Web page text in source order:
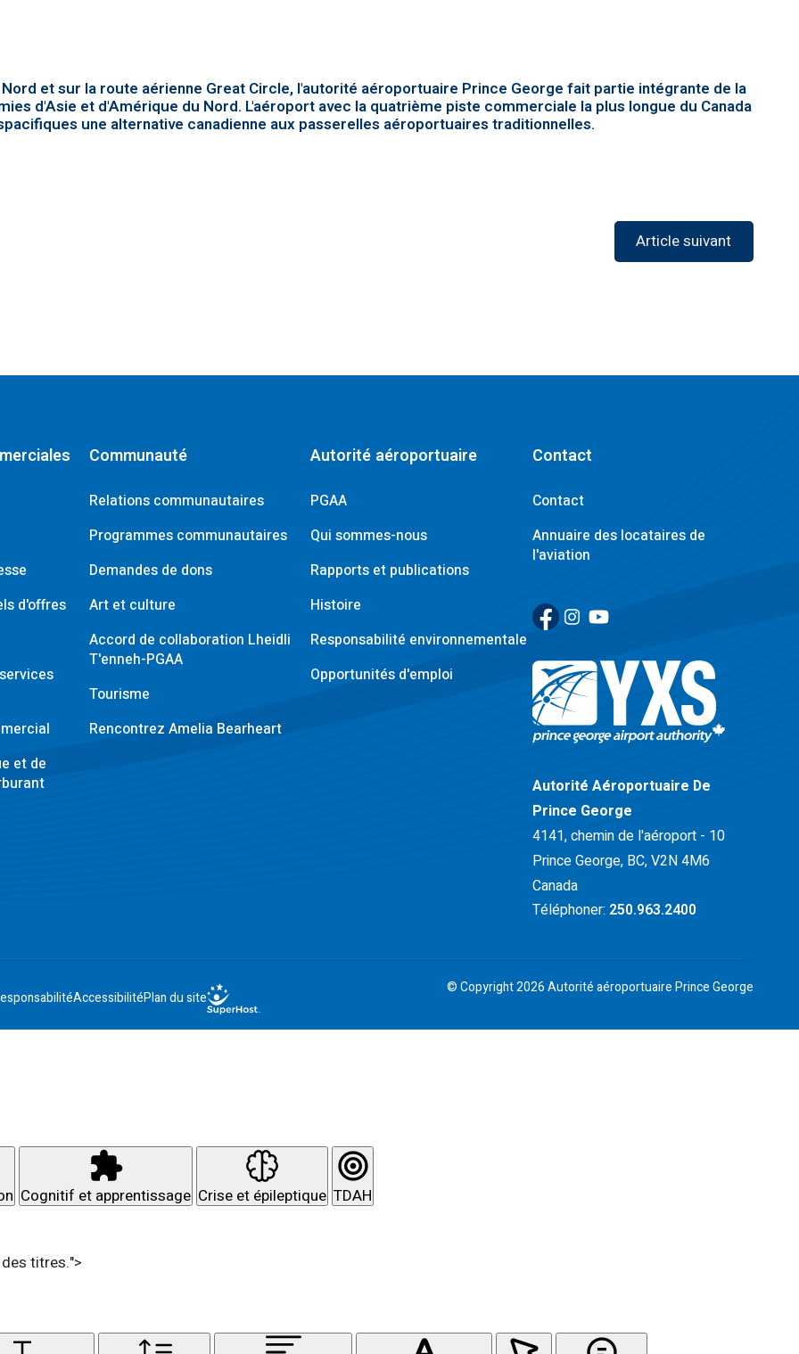
et sur la route aérienne Great Circle, l'autorité aéroportuaire Prince George fait partie intégrante de la
d'Asie et d'Amérique du Nord. L'aéroport avec la quatrième piste commerciale la plus longue du Canada
une alternative canadienne aux passerelles aéroportuaires traditionnelles.
Article suivant
d'offres
et de
Communauté
Relations communautaires
Programmes communautaires
Demandes de dons
Art et culture
Accord de collaboration Lheidli
T'enneh-PGAA
Tourisme
Rencontrez Amelia Bearheart
Autorité aéroportuaire
PGAA
Qui sommes-nous
Rapports et publications
Histoire
Responsabilité environnementale
Opportunités d'emploi
Contact
Contact
Annuaire des locataires de
l'aviation
Facebook
(Link opens in new window)
Instagram
(Link opens in new window)
YouTube
(Link opens in new window)
Retour à la page d'accueil>
Autorité Aéroportuaire De
Prince George
4141, chemin de l'aéroport - 10
Prince George, BC, V2N 4M6
Canada
Téléphoner: 250.963.2400
AccessibilitéPlan du site
© Copyright 2026 Autorité aéroportuaire Prince George
Cognitif et apprentissage Crise et épileptique TDAH
titres.">